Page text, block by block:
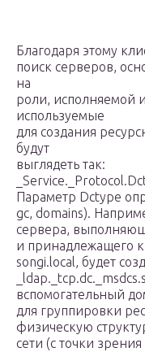
Благодаря этому
поиск серверов,
на
роли, исполняемой
используемые
для создания
будут
выглядеть так:
Параметр Dctype
gc, domains).
сервера,
и принадлежащего
songi.local, будет
вспомогательный
для группировки
физическую
сети (с точки